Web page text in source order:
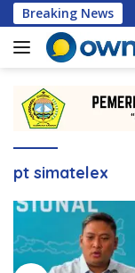
Langsung
ke
konten
Breaking News
2026
pt simatelex